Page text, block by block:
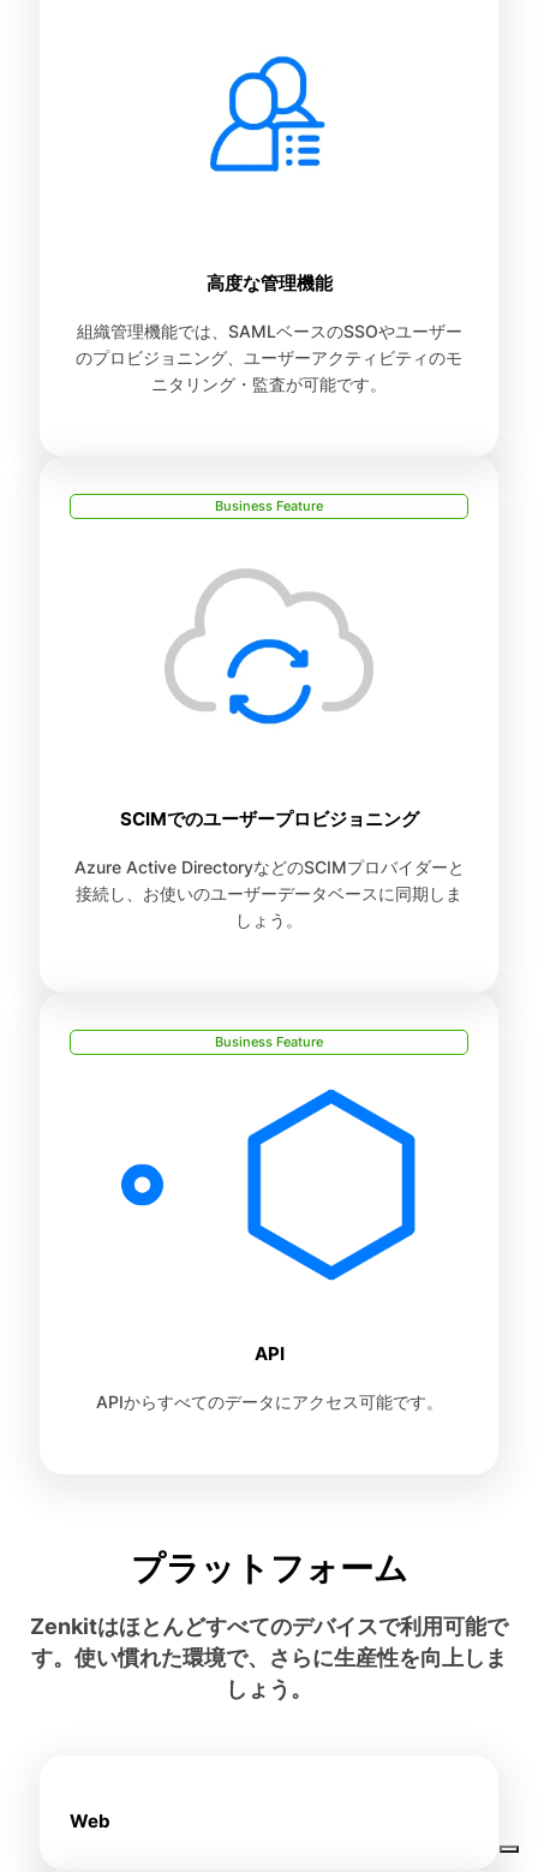
高度な管理機能
組織管理機能では、SAMLベースのSSOやユーザー
のプロビジョニング、ユーザーアクティビティのモ
ニタリング・監査が可能です。
Business Feature
SCIMでのユーザープロビジョニング
Azure Active DirectoryなどのSCIMプロバイダーと
接続し、お使いのユーザーデータベースに同期しま
しょう。
Business Feature
API
APIからすべてのデータにアクセス可能です。
プラットフォーム
Zenkitはほとんどすべてのデバイスで利用可能で
す。使い慣れた環境で、さらに生産性を向上しま
しょう。
Web